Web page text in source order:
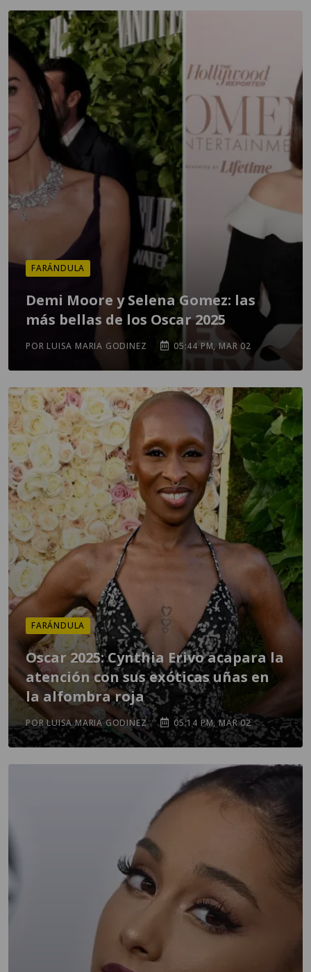
FARÁNDULA
Demi Moore y Selena Gomez: las
más bellas de los Oscar 2025
POR LUISA MARIA GODINEZ 05:44 PM, MAR 02
FARÁNDULA
Oscar 2025: Cynthia Erivo acapara la
atención con sus exóticas uñas en
la alfombra roja
POR LUISA MARIA GODINEZ 05:14 PM, MAR 02